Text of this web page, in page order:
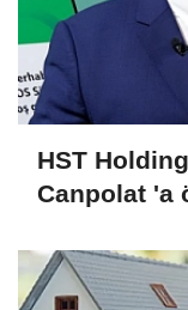
HST
Canpolat 'a